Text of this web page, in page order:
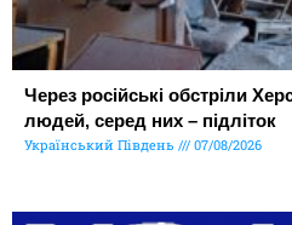
Через російські обстріли
людей, серед них – підліток
Український Південь 07/08/2026